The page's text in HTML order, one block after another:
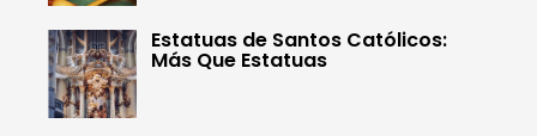
Estatuas de Santos Católicos:
Más Que Estatuas